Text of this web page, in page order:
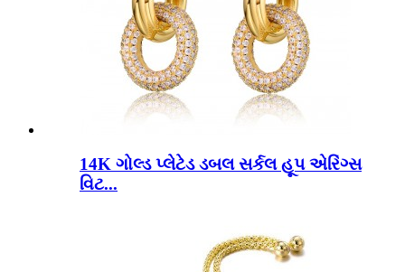
14K ગોલ્ડ પ્લેટેડ ડબલ સર્કલ હૂપ એરિંગ્સ
વિટ...